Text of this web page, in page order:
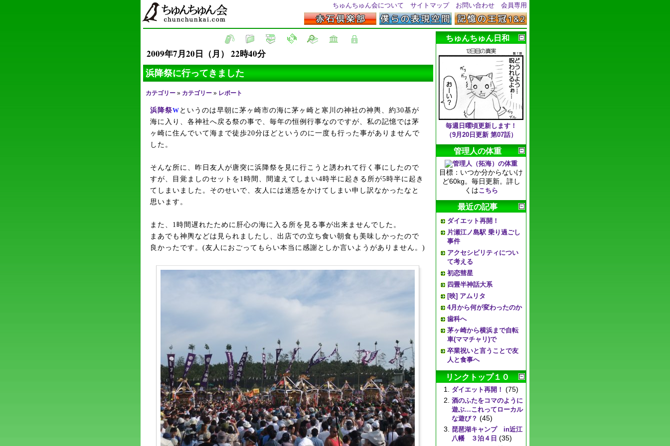
ちゅんちゅん会について サイトマップ お問い合わせ 会員専用
2009年7月20日（月） 22時40分
浜降祭に行ってきました
カテゴリー » カテゴリー » レポート
浜降祭W というのは早朝に茅ヶ崎市の海に茅ヶ崎と寒川の神社の神輿、約30基が
海に入り、各神社へ戻る祭の事で、毎年の恒例行事なのですが、私の記憶では茅
ヶ崎に住んでいて海まで徒歩20分ほどというのに一度も行った事がありませんで
した。
そんな所に、昨日友人が唐突に浜降祭を見に行こうと誘われて行く事にしたので
すが、目覚ましのセットを1時間、間違えてしまい4時半に起きる所が5時半に起き
てしまいました。そのせいで、友人には迷惑をかけてしまい申し訳なかったなと
思います。
また、1時間遅れたために肝心の海に入る所を見る事が出来ませんでした。
まあでも神輿などは見られましたし、出店での立ち食い朝食も美味しかったので
良かったです。(友人におごってもらい本当に感謝としか言いようがありません。)
ちゅんちゅん日和
毎週日曜頃更新します！
（9月20日更新 第07話）
管理人の体重
目標：いつか分からないけ
ど60kg。毎日更新。詳し
くはこちら
最近の記事
ダイエット再開！
片瀬江ノ島駅 乗り過ごし
事件
アクセシビリティについ
て考える
初恋彗星
四畳半神話大系
[映] アムリタ
4月から何が変わったのか
歯科へ
茅ヶ崎から横浜まで自転
車(ママチャリ)で
卒業祝いと言うことで友
人と食事へ
リンクトップ１０
ダイエット再開！ (75)
酒のふたをコマのように
遊ぶ…これってローカル
な遊び？ (45)
琵琶湖キャンプ in近江
八幡 ３泊４日 (35)